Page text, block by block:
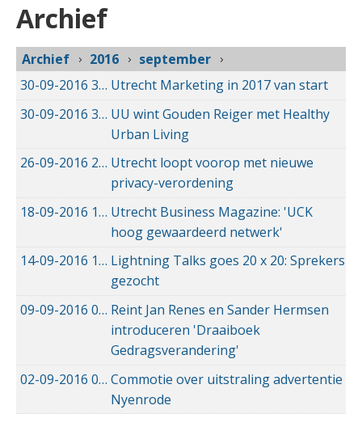
Archief
Archief 2016
september
30-09-2016 30-09-2016 15:52
Utrecht Marketing in 2017 van start
30-09-2016 30-09-2016 15:40
UU wint Gouden Reiger met Healthy
Urban Living
26-09-2016 26-09-2016 22:20
Utrecht loopt voorop met nieuwe
privacy-verordening
18-09-2016 18-09-2016 10:30
Utrecht Business Magazine: 'UCK
hoog gewaardeerd netwerk'
14-09-2016 14-09-2016 20:31
Lightning Talks goes 20 x 20: Sprekers
gezocht
09-09-2016 09-09-2016 09:29
Reint Jan Renes en Sander Hermsen
introduceren 'Draaiboek
Gedragsverandering'
02-09-2016 02-09-2016 17:50
Commotie over uitstraling advertentie
Nyenrode